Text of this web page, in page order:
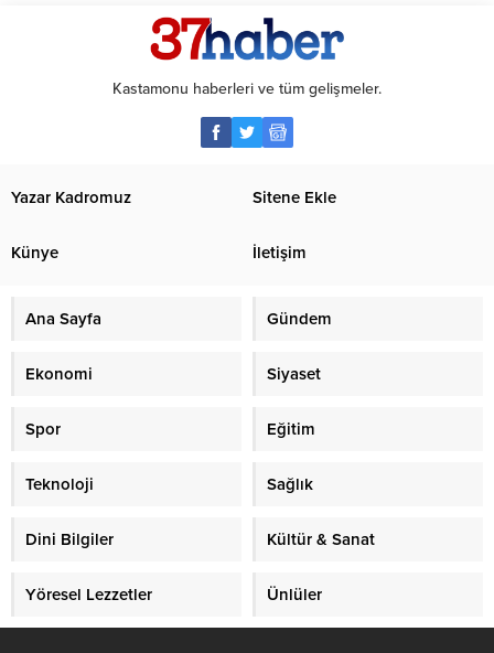
Kastamonu haberleri ve tüm gelişmeler.
Yazar Kadromuz Sitene Ekle
Künye İletişim
Ana Sayfa Gündem
Ekonomi Siyaset
Spor Eğitim
Teknoloji Sağlık
Dini Bilgiler Kültür & Sanat
Yöresel Lezzetler Ünlüler